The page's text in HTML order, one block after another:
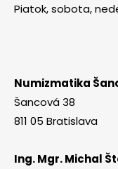
Piatok, sobota,
Numizmatika
Šancová 38
811 05 Bratislava
Ing. Mgr. Michal